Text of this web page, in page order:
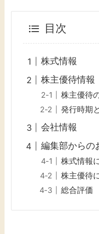
目次
株式情報
株主優待情報
株主優待
発行時期
会社情報
編集部からの
株式情報
株主優待
総合評価